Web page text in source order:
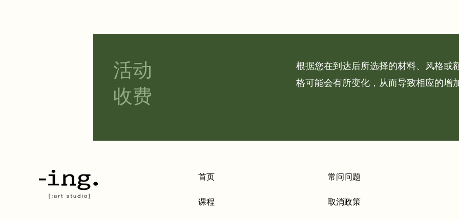
​活动
收费
根据您在到达后所选择的材料、风格或
格可能会有所变化，从而导致相应的增加
首页
课程
常问问题
取消政策